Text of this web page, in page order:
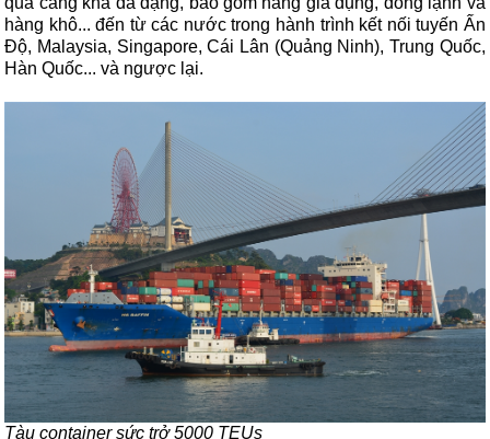
hàng khô... đến từ các nước trong hành trình kết nối tuyến Ấn
Độ, Malaysia, Singapore, Cái Lân (Quảng Ninh), Trung Quốc,
Hàn Quốc... và ngược lại.
Tàu container sức trở 5000 TEUs